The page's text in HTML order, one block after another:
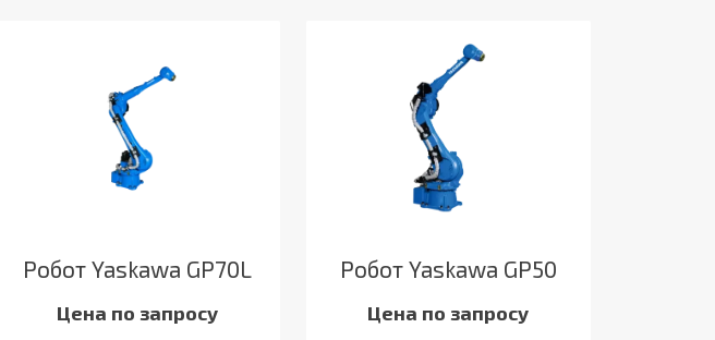
Робот Yaskawa GP70L
Цена по запросу
Робот Yaskawa GP50
Цена по запросу